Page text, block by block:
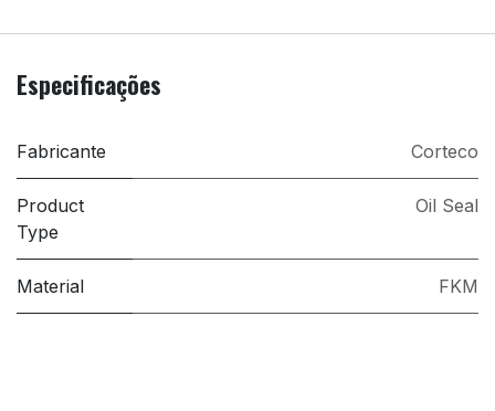
Especificações
Fabricante Corteco
Product
Type
Oil Seal
Material FKM